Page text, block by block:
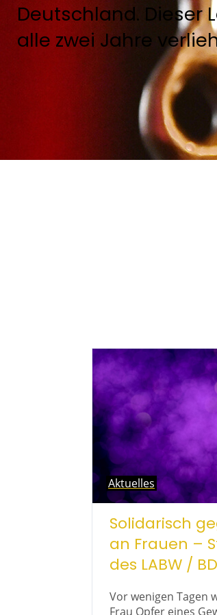
Deutschland. Dieser
alle zwei Jahre
Aktuelles
Solidarisch
an Frauen –
des LABW /
Vor wenigen Tagen
Frau Opfer eines